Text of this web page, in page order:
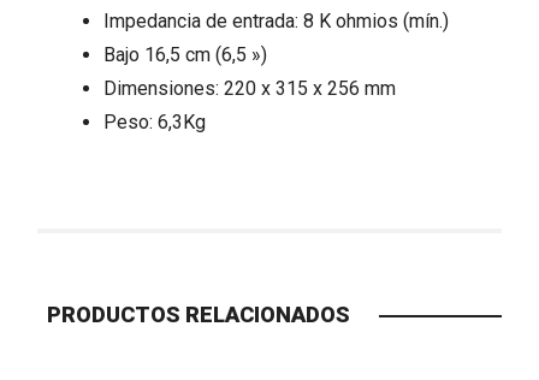
Impedancia de entrada: 8 K ohmios (mín.)
Bajo 16,5 cm (6,5 »)
Dimensiones: 220 x 315 x 256 mm
Peso: 6,3Kg
PRODUCTOS RELACIONADOS